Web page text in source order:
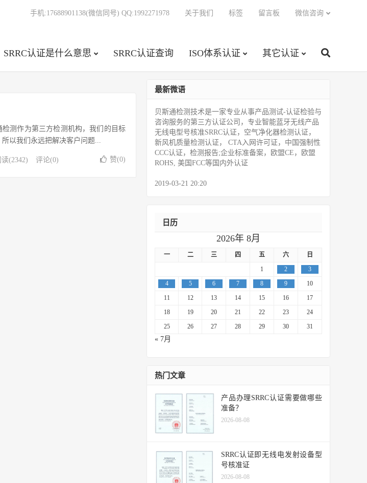
SRRC认证是什么意思 SRRC认证查询 ISO体系认证 其它认证
手机:17688901138(微信同号) QQ:1992271978 关于我们 标签 留言板 微信咨询
测作为第三方检测机构，我们的目标
以我们永远把解决客户问题...
读(2342) 评论(0) 赞(0)
最新微语
贝斯通检测技术是一家专业从事产品测试­-认证检验与
咨询服务的第三方认证公司，专业智能蓝牙无线产品
无线电型号核准SRRC认证，空气净化器检测认证，
新风机质量检测认证， CTA入网许可证，中国强制性
CCC认证，检测报告;企业标准备案，欧盟CE，欧盟
ROHS, 美国FCC等国内外认证
2019-03-21 20:20
日历
2026年 8月
一 二 三 四 五 六
日
1
2
3
4
5 6 7 8 9
10
11
12 13 14 15 16
17
18
19 20 21 22 23
24
25
26 27 28 29 30 31
« 7月
热门文章
产品办理SRRC认证需要做哪些
准备？
2026-08-08
SRRC认证即无线电发射设备型
号核准证
2026-08-08